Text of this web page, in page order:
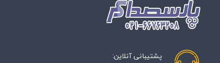
پشتیبانی آنلاین: